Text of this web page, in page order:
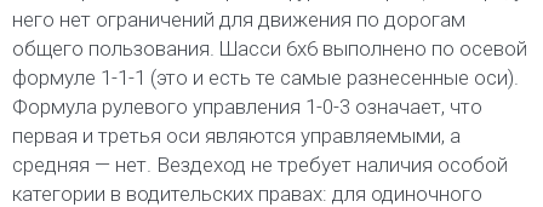
него нет ограничений для движения по дорогам
общего пользования. Шасси 6х6 выполнено по осевой
формуле 1-1-1 (это и есть те самые разнесенные оси).
Формула рулевого управления 1-0-3 означает, что
первая и третья оси являются управляемыми, а
средняя — нет. Вездеход не требует наличия особой
категории в водительских правах: для одиночного